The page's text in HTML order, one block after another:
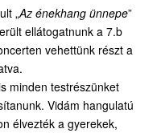
„Az énekhang ünnepe”
ellátogatnunk a 7.b
vehettünk részt a
minden testrészünket
Vidám hangulatú
élvezték a gyerekek,